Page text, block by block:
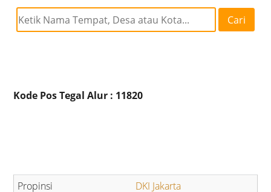
Cari
Kode Pos Tegal Alur : 11820
DKI Jakarta